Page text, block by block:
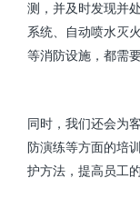
测，并及时发现并
系统、自动喷水灭
等消防设施，都需
同时，我们还会为
防演练等方面的培
护方法，提高员工